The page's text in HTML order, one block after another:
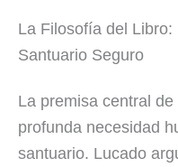
La Filosofía del
Santuario Seguro
La premisa central de
profunda necesidad
santuario. Lucado